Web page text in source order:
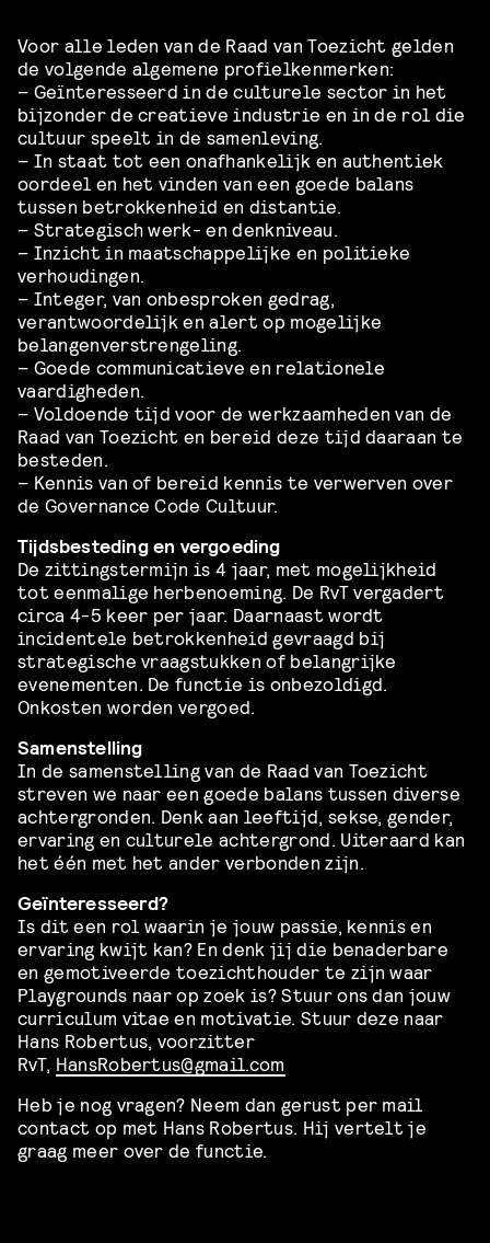
Voor alle leden van de Raad van Toezicht gelden
de volgende algemene profielkenmerken:
– Geïnteresseerd in de culturele sector in het
bijzonder de creatieve industrie en in de rol die
cultuur speelt in de samenleving.
– In staat tot een onafhankelijk en authentiek
oordeel en het vinden van een goede balans
tussen betrokkenheid en distantie.
– Strategisch werk- en denkniveau.
– Inzicht in maatschappelijke en politieke
verhoudingen.
– Integer, van onbesproken gedrag,
verantwoordelijk en alert op mogelijke
belangenverstrengeling.
– Goede communicatieve en relationele
vaardigheden.
– Voldoende tijd voor de werkzaamheden van de
Raad van Toezicht en bereid deze tijd daaraan te
besteden.
– Kennis van of bereid kennis te verwerven over
de Governance Code Cultuur.
Tijdsbesteding en vergoeding
De zittingstermijn is 4 jaar, met mogelijkheid
tot eenmalige herbenoeming. De RvT vergadert
circa 4-5 keer per jaar. Daarnaast wordt
incidentele betrokkenheid gevraagd bij
strategische vraagstukken of belangrijke
evenementen. De functie is onbezoldigd.
Onkosten worden vergoed.
Samenstelling
In de samenstelling van de Raad van Toezicht
streven we naar een goede balans tussen diverse
achtergronden. Denk aan leeftijd, sekse, gender,
ervaring en culturele achtergrond. Uiteraard kan
het één met het ander verbonden zijn.
Geïnteresseerd?
Is dit een rol waarin je jouw passie, kennis en
ervaring kwijt kan? En denk jij die benaderbare
en gemotiveerde toezichthouder te zijn waar
Playgrounds naar op zoek is? Stuur ons dan jouw
curriculum vitae en motivatie. Stuur deze naar
Hans Robertus, voorzitter
RvT, HansRobertus@gmail.com
Heb je nog vragen? Neem dan gerust per mail
contact op met Hans Robertus. Hij vertelt je
graag meer over de functie.